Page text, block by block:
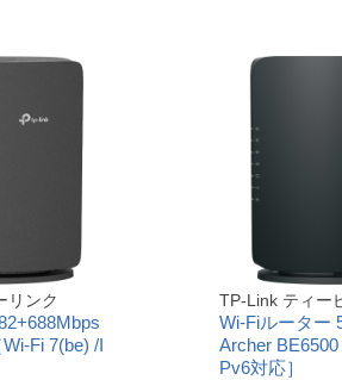
リンク
Fi 7(be) /I
TP-Link ティー
Wi-Fiルーター
Archer
Pv6対応］